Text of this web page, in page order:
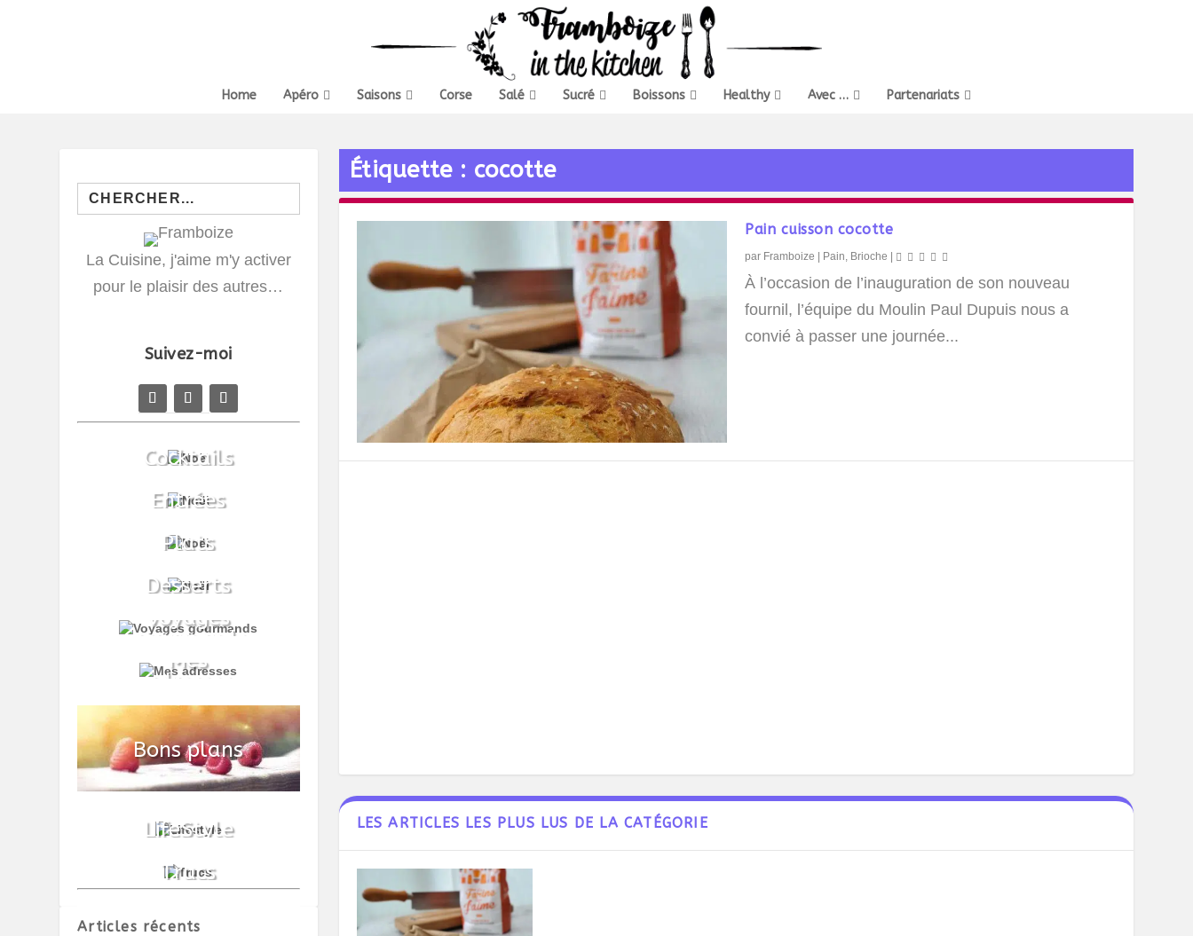
Home Apéro Saisons Corse Salé Sucré Boissons Healthy Avec … Partenariats
Étiquette : cocotte
Pain cuisson cocotte
par Framboize Pain, Brioche
À l’occasion de l’inauguration de son nouveau
fournil, l’équipe du Moulin Paul Dupuis nous a
convié à passer une journée...
LES ARTICLES LES PLUS LUS DE LA CATÉGORIE
Search
for:
La Cuisine, j'aime m'y activer
pour le plaisir des autres…
Suivez-moi
Articles récents